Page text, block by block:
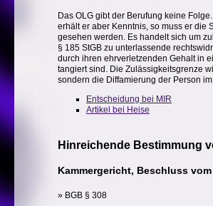
Das OLG gibt der Berufung keine
erhält er aber Kenntnis, so muss er die
gesehen werden. Es handelt sich um
§ 185 StGB zu unterlassende
durch ihren ehrverletzenden Gehalt in
tangiert sind. Die Zulässigkeitsgrenze
sondern die Diffamierung der Person
Entscheidung bei MIR
Artikel bei Heise
Hinreichende Bestimmung
Kammergericht, Beschluss vom
» BGB § 308